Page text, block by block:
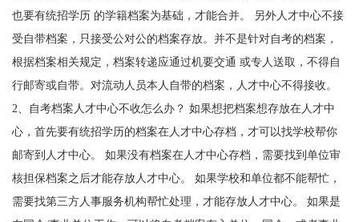
也要有统招学历 的学籍档案为基础，才能合并。
另外人才中心不接
受自带档案，只接受公对公的档案存放。并不是针对自考的档案，
根据档案相关规定，档案转递应通过机要交通 或专人送取，不得自
行邮寄或自带。对流动人员本人自带的档案，人才中心不得接收。
2、
自考档案人才中心不收怎么办？ 如果想把档案想存放在人才中
心，首先要有统招学历的档案在人才中心存档，才可以找学校帮你
邮寄到人才中心。
如果没有档案在人才中心存档，需要找到单位审
核担保档案之后才能存放人才中心。
如果学校和单位都不能帮忙，
需要找第三方人事服务机构帮忙处理，才能存放人才中心。
如果是